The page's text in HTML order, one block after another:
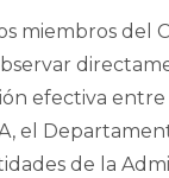
miembros del
efectiva
el
de la